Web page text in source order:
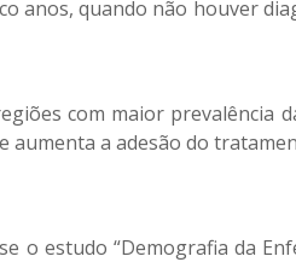
anos, quando não houver
com maior prevalência
aumenta a adesão do
o estudo “Demografia da